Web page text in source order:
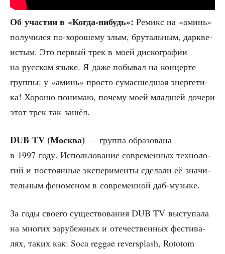
Об уча­стии в «Когда-нибудь»: Реми­кс на «аминь»
полу­чил­ся по-хоро­ше­му злым, бру­таль­ным, даркве­
и­стым. Это пер­вый трек в моей дис­ко­гра­фии
на рус­ском язы­ке. Я даже побы­вал на кон­цер­те
груп­пы: у «аминь» про­сто сума­сшед­шая энер­ге­ти­
ка! Хоро­шо пони­маю, поче­му моей млад­шей доче­ри
этот трек так зашёл.
DUB TV (Москва) — груп­па обра­зо­ва­на
в 1997 году. Исполь­зо­ва­ние совре­мен­ных тех­но­ло­
гий и посто­ян­ные экс­пе­ри­мен­ты сде­ла­ли её зна­чи­
тель­ным фено­ме­ном в совре­мен­ной даб-музыке.
За годы сво­е­го суще­ство­ва­ния DUB TV высту­па­ла
на мно­гих зару­беж­ных и оте­че­ствен­ных фести­ва­
лях, таких как: Soca reggae reversplash, Rototom